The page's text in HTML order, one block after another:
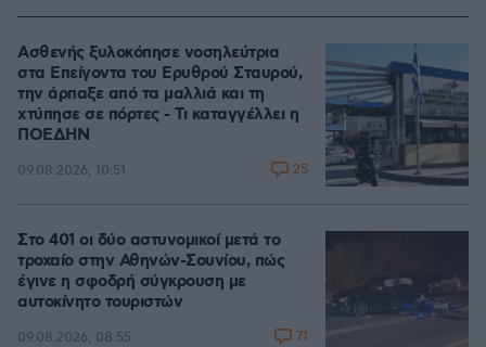
Ασθενής ξυλοκόπησε νοσηλεύτρια
στα Επείγοντα του Ερυθρού Σταυρού,
την άρπαξε από τα μαλλιά και τη
χτύπησε σε πόρτες - Τι καταγγέλλει η
ΠΟΕΔΗΝ
09.08.2026, 10:51 25
Στο 401 οι δύο αστυνομικοί μετά το
τροχαίο στην Αθηνών-Σουνίου, πώς
έγινε η σφοδρή σύγκρουση με
αυτοκίνητο τουριστών
09.08.2026, 08:55 71